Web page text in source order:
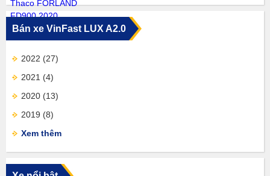
Bán xe VinFast LUX A2.0
2022 (27)
2021 (4)
2020 (13)
2019 (8)
Xem thêm